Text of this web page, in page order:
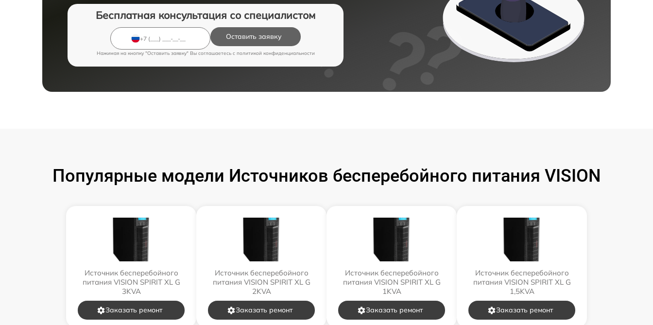
Бесплатная консультация со специалистом
Оставить заявку
Нажимая на кнопку "Оставить заявку" Вы соглашаетесь c политикой конфиденциальности
Популярные модели Источников бесперебойного питания VISION
Источник бесперебойного
питания VISION SPIRIT XL G
3KVA
Заказать ремонт
Источник бесперебойного
питания VISION SPIRIT XL G
2KVA
Заказать ремонт
Источник бесперебойного
питания VISION SPIRIT XL G
1KVA
Заказать ремонт
Источник бесперебойного
питания VISION SPIRIT XL G
1,5KVA
Заказать ремонт